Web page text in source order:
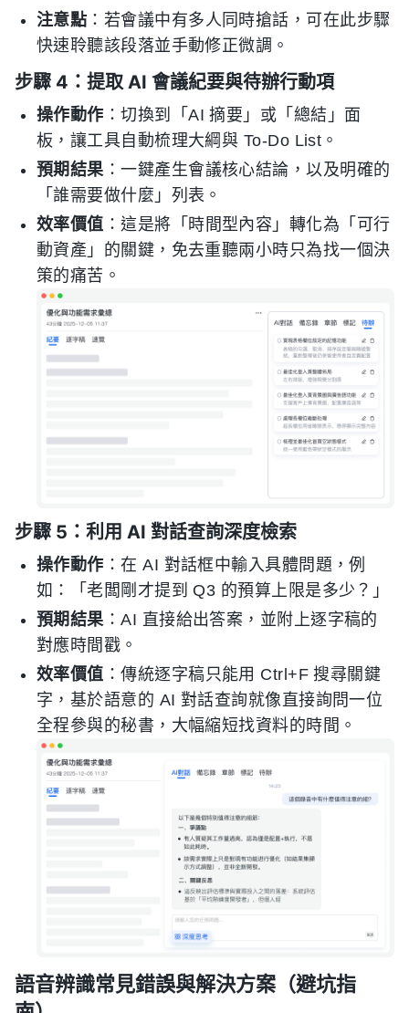
注意點 ：若會議中有多人同時搶話，可在此步驟
快速聆聽該段落並手動修正微調。
步驟 4：提取 AI 會議紀要與待辦行動項
操作動作 ：切換到「AI 摘要」或「總結」面
板，讓工具自動梳理大綱與 To-Do List。
預期結果：一鍵產生會議核心結論，以及明確的
「誰需要做什麼」列表。
效率價值 ：這是將「時間型內容」轉化為「可行
動資產」的關鍵，免去重聽兩小時只為找一個決
策的痛苦。
步驟 5：利用 AI 對話查詢深度檢索
操作動作 ：在 AI 對話框中輸入具體問題，例
如：「老闆剛才提到 Q3 的預算上限是多少？」
預期結果 ：AI 直接給出答案，並附上逐字稿的
對應時間戳。
效率價值 ：傳統逐字稿只能用 Ctrl+F 搜尋關鍵
字，基於語意的 AI 對話查詢就像直接詢問一位
全程參與的秘書，大幅縮短找資料的時間。
語音辨識常見錯誤與解決方案（避坑指